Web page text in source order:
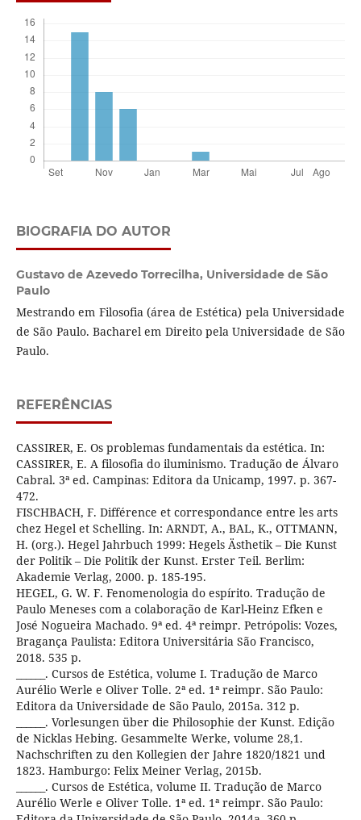
BIOGRAFIA DO AUTOR
Gustavo de Azevedo Torrecilha, Universidade de São
Paulo
Mestrando em Filosofia (área de Estética) pela Universidade
de São Paulo. Bacharel em Direito pela Universidade de São
Paulo.
REFERÊNCIAS
CASSIRER, E. Os problemas fundamentais da estética. In:
CASSIRER, E. A filosofia do iluminismo. Tradução de Álvaro
Cabral. 3ª ed. Campinas: Editora da Unicamp, 1997. p. 367-
472.
FISCHBACH, F. Différence et correspondance entre les arts
chez Hegel et Schelling. In: ARNDT, A., BAL, K., OTTMANN,
H. (org.). Hegel Jahrbuch 1999: Hegels Ästhetik – Die Kunst
der Politik – Die Politik der Kunst. Erster Teil. Berlim:
Akademie Verlag, 2000. p. 185-195.
HEGEL, G. W. F. Fenomenologia do espírito. Tradução de
Paulo Meneses com a colaboração de Karl-Heinz Efken e
José Nogueira Machado. 9ª ed. 4ª reimpr. Petrópolis: Vozes,
Bragança Paulista: Editora Universitária São Francisco,
2018. 535 p.
______. Cursos de Estética, volume I. Tradução de Marco
Aurélio Werle e Oliver Tolle. 2ª ed. 1ª reimpr. São Paulo:
Editora da Universidade de São Paulo, 2015a. 312 p.
______. Vorlesungen über die Philosophie der Kunst. Edição
de Nicklas Hebing. Gesammelte Werke, volume 28,1.
Nachschriften zu den Kollegien der Jahre 1820/1821 und
1823. Hamburgo: Felix Meiner Verlag, 2015b.
______. Cursos de Estética, volume II. Tradução de Marco
Aurélio Werle e Oliver Tolle. 1ª ed. 1ª reimpr. São Paulo: